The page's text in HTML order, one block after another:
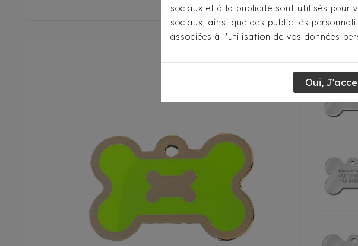
Accueil Médaille -
sociaux et à la publicité sont utilisés pour
sociaux, ainsi que des publicités
associées à l'utilisation de vos données